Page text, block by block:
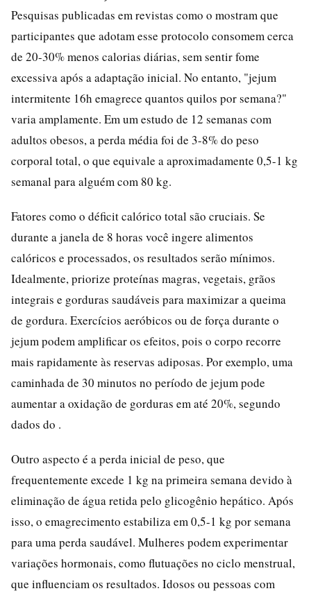
Pesquisas publicadas em revistas como o mostram que
participantes que adotam esse protocolo consomem cerca
de 20-30% menos calorias diárias, sem sentir fome
excessiva após a adaptação inicial. No entanto, "jejum
intermitente 16h emagrece quantos quilos por semana?"
varia amplamente. Em um estudo de 12 semanas com
adultos obesos, a perda média foi de 3-8% do peso
corporal total, o que equivale a aproximadamente 0,5-1 kg
semanal para alguém com 80 kg.
Fatores como o déficit calórico total são cruciais. Se
durante a janela de 8 horas você ingere alimentos
calóricos e processados, os resultados serão mínimos.
Idealmente, priorize proteínas magras, vegetais, grãos
integrais e gorduras saudáveis para maximizar a queima
de gordura. Exercícios aeróbicos ou de força durante o
jejum podem amplificar os efeitos, pois o corpo recorre
mais rapidamente às reservas adiposas. Por exemplo, uma
caminhada de 30 minutos no período de jejum pode
aumentar a oxidação de gorduras em até 20%, segundo
dados do .
Outro aspecto é a perda inicial de peso, que
frequentemente excede 1 kg na primeira semana devido à
eliminação de água retida pelo glicogênio hepático. Após
isso, o emagrecimento estabiliza em 0,5-1 kg por semana
para uma perda saudável. Mulheres podem experimentar
variações hormonais, como flutuações no ciclo menstrual,
que influenciam os resultados. Idosos ou pessoas com